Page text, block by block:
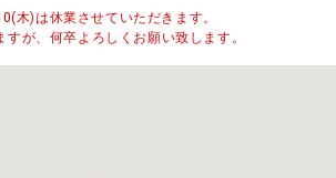
木)は休業させていただきます。
が、何卒よろしくお願い致します。